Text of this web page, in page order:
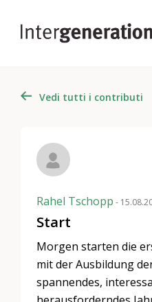
Vedi tutti i contributi
Rahel Tschopp -
Start
Morgen starten die
mit der Ausbildung
spannendes,